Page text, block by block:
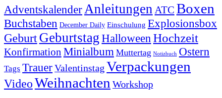
AdventskalenderAnleitungen ATC Boxen
Buchstaben December Daily Einschulung Explosionsbox
GeburtGeburtstag Halloween Hochzeit
Konfirmation Minialbum Muttertag Notizbuch Ostern
Tags TrauerValentinstag Verpackungen
VideoWeihnachten Workshop